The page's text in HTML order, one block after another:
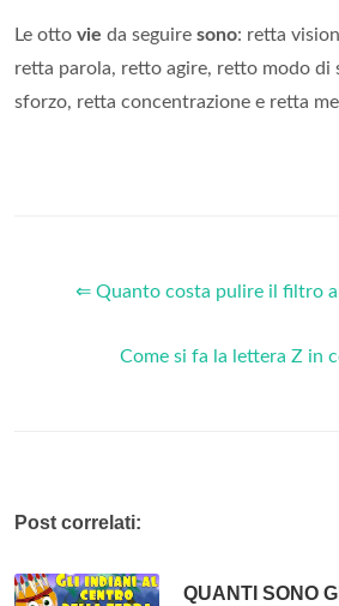
Le otto vie da seguire sono: retta
retta parola, retto agire, retto modo di
sforzo, retta concentrazione e retta
⇐ Quanto costa pulire il filtro
Come si fa la lettera Z in
Post correlati:
QUANTI SONO